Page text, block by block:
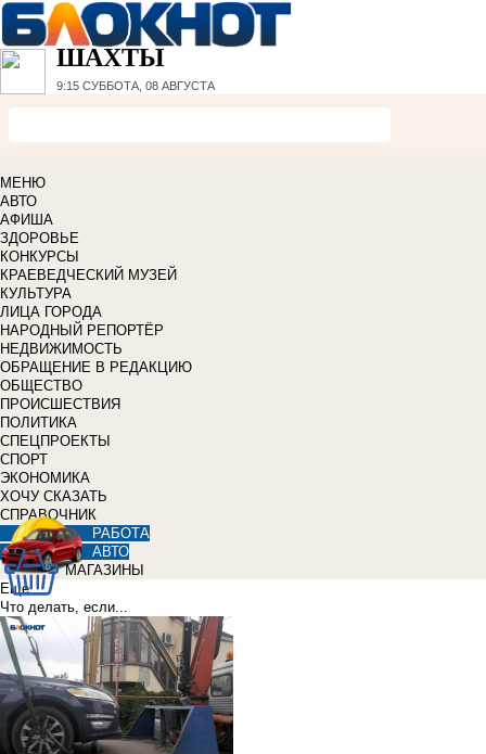
ШАХТЫ
9:15 СУББОТА, 08 АВГУСТА
МЕНЮ
АВТО
АФИША
ЗДОРОВЬЕ
КОНКУРСЫ
КРАЕВЕДЧЕСКИЙ МУЗЕЙ
КУЛЬТУРА
ЛИЦА ГОРОДА
НАРОДНЫЙ РЕПОРТЁР
НЕДВИЖИМОСТЬ
ОБРАЩЕНИЕ В РЕДАКЦИЮ
ОБЩЕСТВО
ПРОИСШЕСТВИЯ
ПОЛИТИКА
СПЕЦПРОЕКТЫ
СПОРТ
ЭКОНОМИКА
ХОЧУ СКАЗАТЬ
СПРАВОЧНИК
РАБОТА
АВТО
МАГАЗИНЫ
Еще
Что делать, если...